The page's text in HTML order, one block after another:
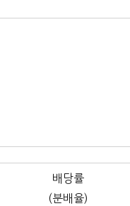
배당률
(분배율)